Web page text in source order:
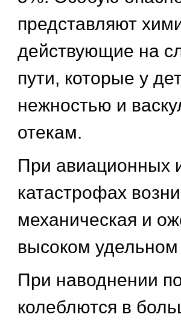
представляют
действующие на
пути, которые у
нежностью и
отекам.
При авиационных
катастрофах
механическая и
высоком
При наводнении
колеблются в